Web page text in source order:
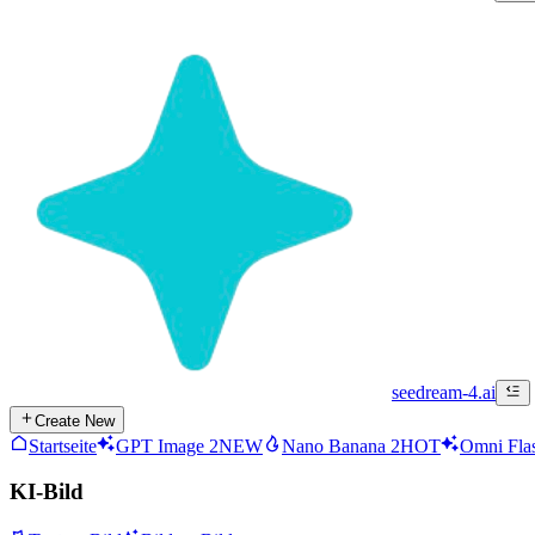
seedream-4.ai
Create New
Startseite GPT Image 2NEW Nano Banana 2HOT Omni
KI-Bild